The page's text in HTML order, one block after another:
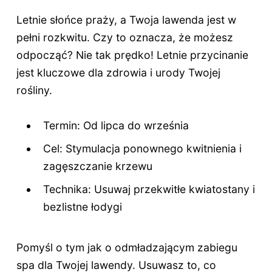
Letnie słońce praży, a Twoja lawenda jest w
pełni rozkwitu. Czy to oznacza, że możesz
odpocząć? Nie tak prędko! Letnie przycinanie
jest kluczowe dla zdrowia i urody Twojej
rośliny.
Termin: Od lipca do września
Cel: Stymulacja ponownego kwitnienia i
zagęszczanie krzewu
Technika: Usuwaj przekwitłe kwiatostany i
bezlistne łodygi
Pomyśl o tym jak o odmładzającym zabiegu
spa dla Twojej lawendy. Usuwasz to, co